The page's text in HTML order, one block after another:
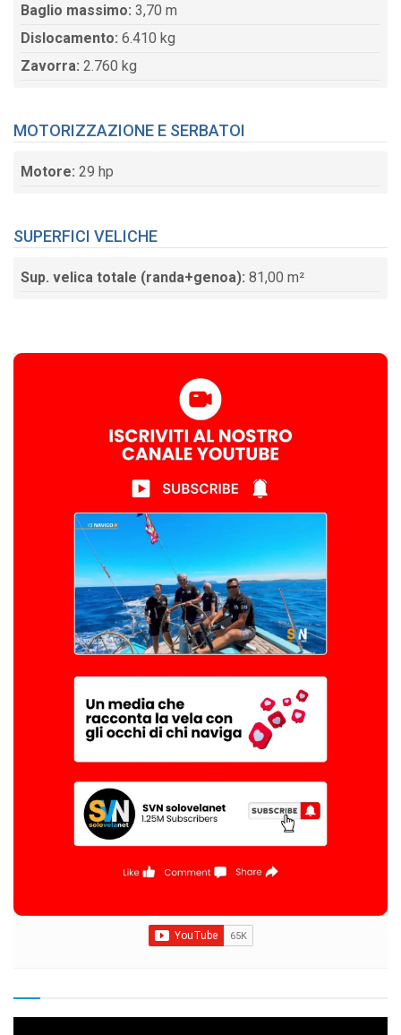
Baglio massimo: 3,70 m
Dislocamento: 6.410 kg
Zavorra: 2.760 kg
MOTORIZZAZIONE E SERBATOI
Motore: 29 hp
SUPERFICI VELICHE
Sup. velica totale (randa+genoa): 81,00 m²